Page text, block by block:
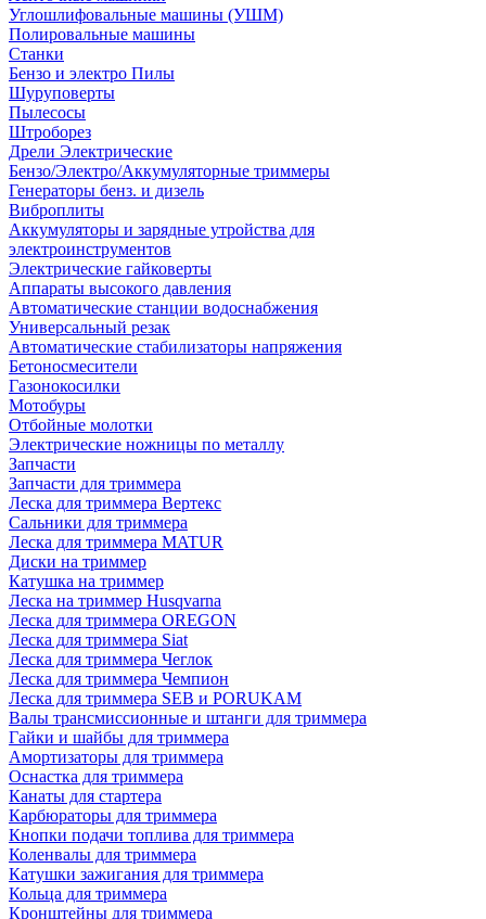
Углошлифовальные машины (УШМ)
Полировальные машины
Станки
Бензо и электро Пилы
Шуруповерты
Пылесосы
Штроборез
Дрели Электрические
Бензо/Электро/Аккумуляторные триммеры
Генераторы бенз. и дизель
Виброплиты
Аккумуляторы и зарядные утройства для
электроинструментов
Электрические гайковерты
Аппараты высокого давления
Автоматические станции водоснабжения
Универсальный резак
Автоматические стабилизаторы напряжения
Бетоносмесители
Газонокосилки
Мотобуры
Отбойные молотки
Электрические ножницы по металлу
Запчасти
Запчасти для триммера
Леска для триммера Вертекс
Сальники для триммера
Леска для триммера MATUR
Диски на триммер
Катушка на триммер
Леска на триммер Husqvarna
Леска для триммера OREGON
Леска для триммера Siat
Леска для триммера Чеглок
Леска для триммера Чемпион
Леска для триммера SEB и PORUKAM
Валы трансмиссионные и штанги для триммера
Гайки и шайбы для триммера
Амортизаторы для триммера
Оснастка для триммера
Канаты для стартера
Карбюраторы для триммера
Кнопки подачи топлива для триммера
Коленвалы для триммера
Катушки зажигания для триммера
Кольца для триммера
Кронштейны для триммера